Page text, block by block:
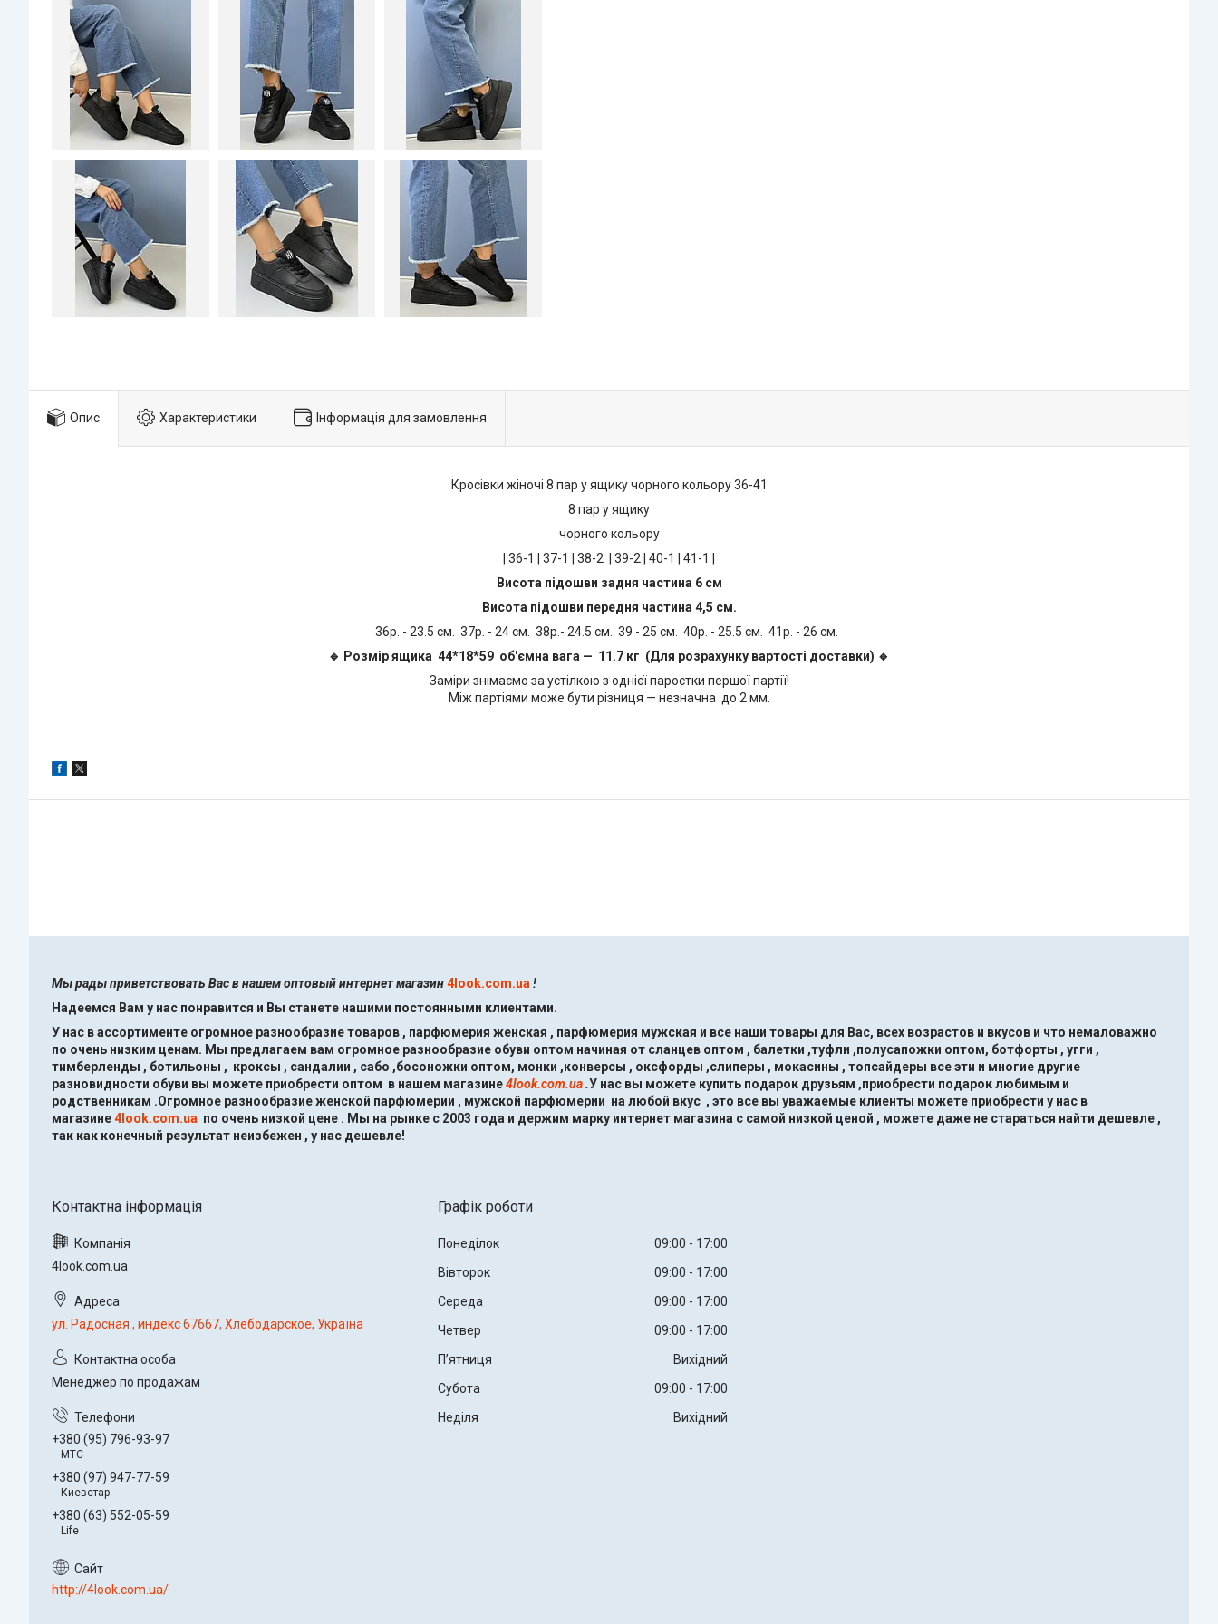
Опис Характеристики Інформація для замовлення
Кросівки жіночі 8 пар у ящику чорного кольору 36-41
8 пар у ящику
чорного кольору
| 36-1 | 37-1 | 38-2 | 39-2 | 40-1 | 41-1 |
Висота підошви задня частина 6 см
Висота підошви передня частина 4,5 см.
36р. - 23.5 см. 37р. - 24 см. 38р.- 24.5 см. 39 - 25 см. 40р. - 25.5 см. 41р. - 26 см.
🔹 Розмір ящика 44*18*59 об'ємна вага — 11.7 кг (Для розрахунку вартості доставки) 🔹
Заміри знімаємо за устілкою з однієї паростки першої партії!
Між партіями може бути різниця — незначна до 2 мм.
Мы рады приветствовать Вас в нашем оптовый интернет магазин4look.com.ua !
Надеемся Вам у нас понравится и Вы станете нашими постоянными клиентами.
У нас в ассортименте огромное разнообразие товаров , парфюмерия женская , парфюмерия мужская и все наши товары для Вас, всех возрастов и вкусов и что немаловажно
по очень низким ценам. Мы предлагаем вам огромное разнообразие обуви оптом начиная от сланцев оптом , балетки ,туфли ,полусапожки оптом, ботфорты , угги ,
тимберленды , ботильоны , кроксы , сандалии , сабо ,босоножки оптом, монки ,конверсы , оксфорды ,слиперы , мокасины , топсайдеры все эти и многие другие
разновидности обуви вы можете приобрести оптом в нашем магазине4look.com.ua.У нас вы можете купить подарок друзьям ,приобрести подарок любимым и
родственникам .Огромное разнообразие женской парфюмерии , мужской парфюмерии на любой вкус , это все вы уважаемые клиенты можете приобрести у нас в
магазине4look.com.ua по очень низкой цене . Мы на рынке с 2003 года и держим марку интернет магазина с самой низкой ценой , можете даже не стараться найти дешевле ,
так как конечный результат неизбежен , у нас дешевле!
4look.com.ua
ул. Радосная , индекс 67667, Хлебодарское, Україна
Менеджер по продажам
+380 (95) 796-93-97
МТС
+380 (97) 947-77-59
Киевстар
+380 (63) 552-05-59
Life
http://4look.com.ua/
Графік роботи
Понеділок 09:00
17:00
Вівторок
09:00
17:00
Середа
09:00
17:00
Четвер
09:00
17:00
Пʼятниця
Вихідний
Субота
09:00
17:00
Неділя
Вихідний